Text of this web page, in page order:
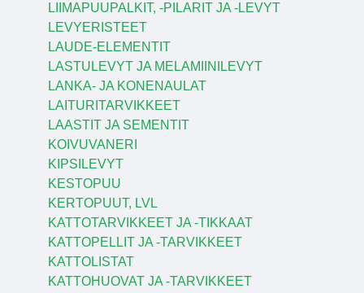
LIIMAPUUPALKIT, -PILARIT JA -LEVYT
LEVYERISTEET
LAUDE-ELEMENTIT
LASTULEVYT JA MELAMIINILEVYT
LANKA- JA KONENAULAT
LAITURITARVIKKEET
LAASTIT JA SEMENTIT
KOIVUVANERI
KIPSILEVYT
KESTOPUU
KERTOPUUT, LVL
KATTOTARVIKKEET JA -TIKKAAT
KATTOPELLIT JA -TARVIKKEET
KATTOLISTAT
KATTOHUOVAT JA -TARVIKKEET